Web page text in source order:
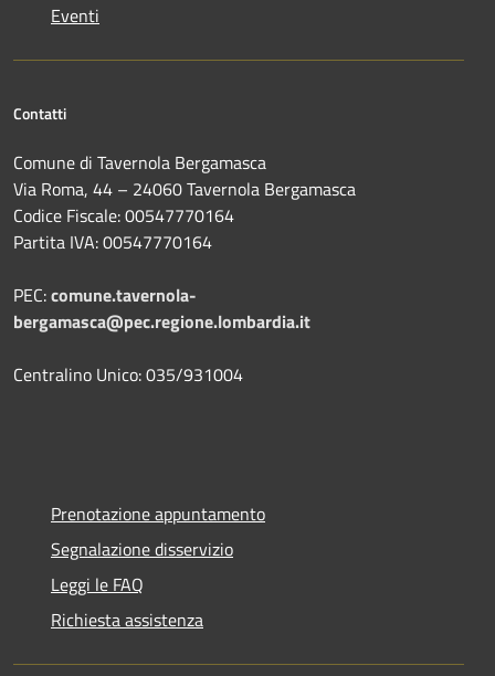
Eventi
Contatti
Comune di Tavernola Bergamasca
Via Roma, 44 – 24060 Tavernola Bergamasca
Codice Fiscale: 00547770164
Partita IVA: 00547770164
PEC:comune.tavernola-
bergamasca@pec.regione.lombardia.it
Centralino Unico: 035/931004
Prenotazione appuntamento
Segnalazione disservizio
Leggi le FAQ
Richiesta assistenza